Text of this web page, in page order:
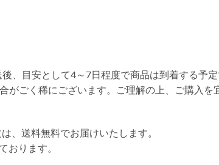
、目安として4～7日程度で商品は到着する予定
ごく稀にございます。ご理解の上、ご購入を
、送料無料でお届けいたします。
おります。